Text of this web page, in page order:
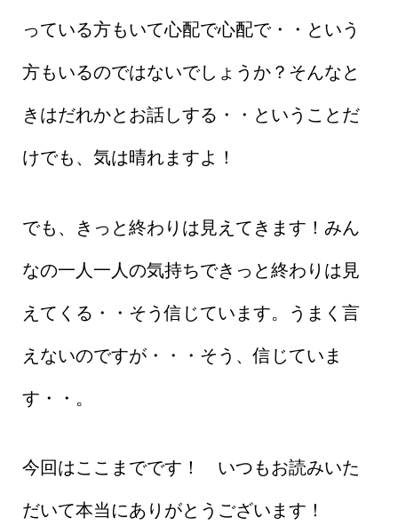
っている方もいて心配で心配で・・という
方もいるのではないでしょうか？そんなと
きはだれかとお話しする・・ということだ
けでも、気は晴れますよ！
でも、きっと終わりは見えてきます！みん
なの一人一人の気持ちできっと終わりは見
えてくる・・そう信じています。うまく言
えないのですが・・・そう、信じていま
す・・。
今回はここまでです！ いつもお読みいた
だいて本当にありがとうございます！